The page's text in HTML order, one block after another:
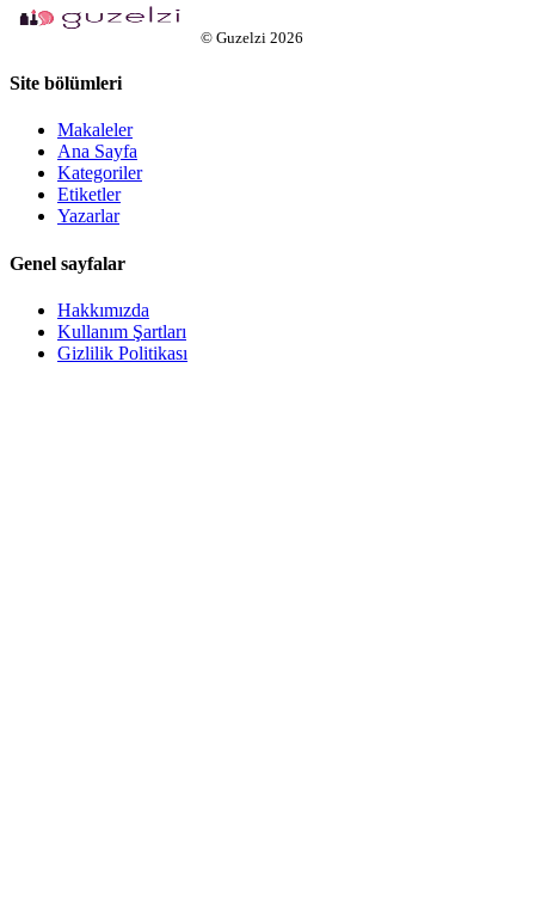
© Guzelzi 2026
Site bölümleri
Makaleler
Ana Sayfa
Kategoriler
Etiketler
Yazarlar
Genel sayfalar
Hakkımızda
Kullanım Şartları
Gizlilik Politikası